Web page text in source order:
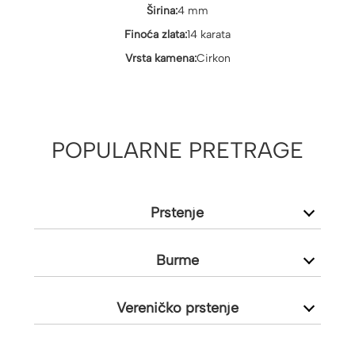
Širina:4 mm
Finoća zlata:14 karata
Vrsta kamena:Cirkon
POPULARNE PRETRAGE
Prstenje
Burme
Vereničko prstenje